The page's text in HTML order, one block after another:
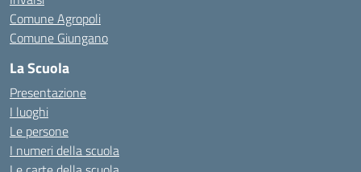
Comune Agropoli
Comune Giungano
La Scuola
Presentazione
I luoghi
Le persone
I numeri della scuola